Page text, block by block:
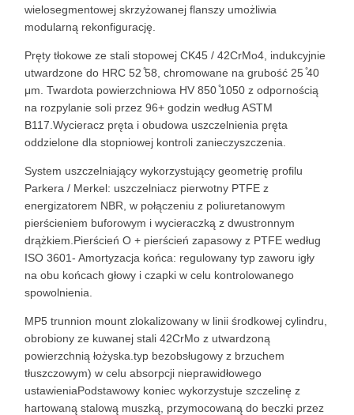
wielosegmentowej skrzyżowanej flanszy umożliwia
modularną rekonfigurację.
Pręty tłokowe ze stali stopowej CK45 / 42CrMo4, indukcyjnie
utwardzone do HRC 52 ̊58, chromowane na grubość 25 ̊40
μm. Twardota powierzchniowa HV 850 ̊1050 z odpornością
na rozpylanie soli przez 96+ godzin według ASTM
B117.Wycieracz pręta i obudowa uszczelnienia pręta
oddzielone dla stopniowej kontroli zanieczyszczenia.
System uszczelniający wykorzystujący geometrię profilu
Parkera / Merkel: uszczelniacz pierwotny PTFE z
energizatorem NBR, w połączeniu z poliuretanowym
pierścieniem buforowym i wycieraczką z dwustronnym
drążkiem.Pierścień O + pierścień zapasowy z PTFE według
ISO 3601- Amortyzacja końca: regulowany typ zaworu igły
na obu końcach głowy i czapki w celu kontrolowanego
spowolnienia.
MP5 trunnion mount zlokalizowany w linii środkowej cylindru,
obrobiony ze kuwanej stali 42CrMo z utwardzoną
powierzchnią łożyska.typ bezobsługowy z brzuchem
tłuszczowym) w celu absorpcji nieprawidłowego
ustawieniaPodstawowy koniec wykorzystuje szczelinę z
hartowaną stalową muszką, przymocowaną do beczki przez